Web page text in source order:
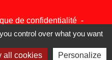
de confidentialité -
- Gestion des cookies
control over what you want
all cookies Personalize